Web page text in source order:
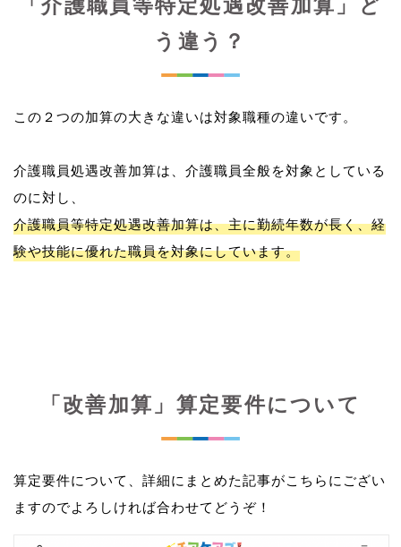
「介護職員等特定処遇改善加算」ど
う違う？
この２つの加算の大きな違いは対象職種の違いです。
介護職員処遇改善加算は、介護職員全般を対象としている
介護職員等特定処遇改善加算は、主に勤続年数が長く、経
験や技能に優れた職員を対象にしています。
「改善加算」算定要件について
算定要件について、詳細にまとめた記事がこちらにござい
ますのでよろしければ合わせてどうぞ！